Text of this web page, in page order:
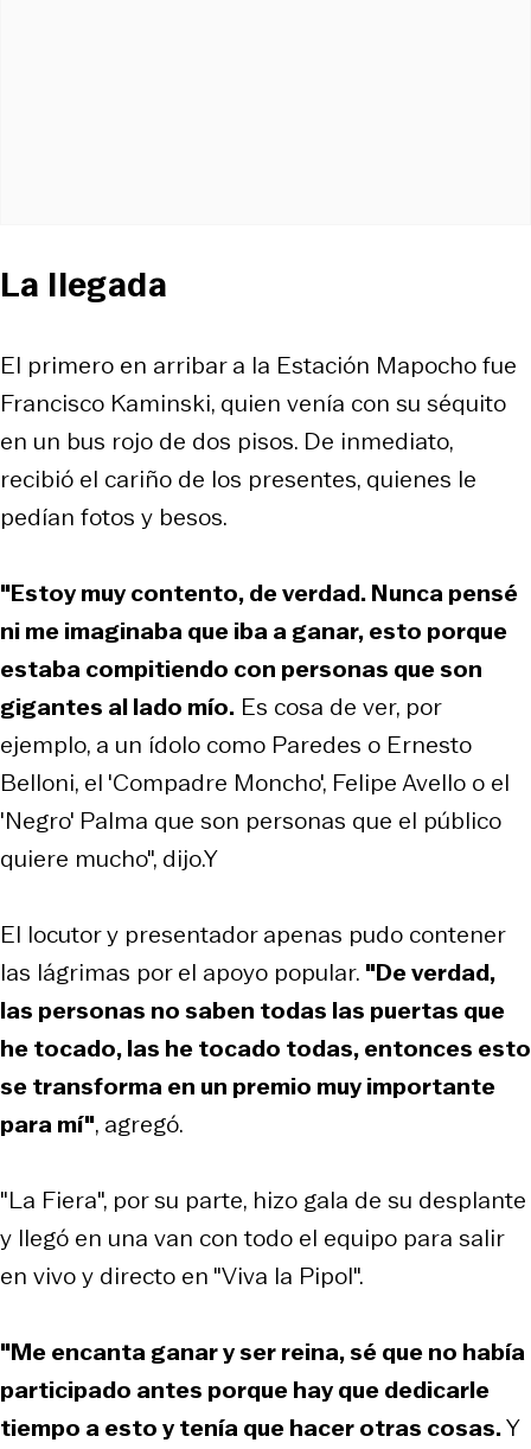
La llegada
El primero en arribar a la Estación Mapocho fue
Francisco Kaminski, quien venía con su séquito
en un bus rojo de dos pisos. De inmediato,
recibió el cariño de los presentes, quienes le
pedían fotos y besos.
"Estoy muy contento, de verdad. Nunca pensé
ni me imaginaba que iba a ganar, esto porque
estaba compitiendo con personas que son
gigantes al lado mío. Es cosa de ver, por
ejemplo, a un ídolo como Paredes o Ernesto
Belloni, el 'Compadre Moncho', Felipe Avello o el
'Negro' Palma que son personas que el público
quiere mucho", dijo.Y
El locutor y presentador apenas pudo contener
las lágrimas por el apoyo popular. "De verdad,
las personas no saben todas las puertas que
he tocado, las he tocado todas, entonces esto
se transforma en un premio muy importante
para mí", agregó.
"La Fiera", por su parte, hizo gala de su desplante
y llegó en una van con todo el equipo para salir
en vivo y directo en "Viva la Pipol".
"Me encanta ganar y ser reina, sé que no había
participado antes porque hay que dedicarle
tiempo a esto y tenía que hacer otras cosas.Y